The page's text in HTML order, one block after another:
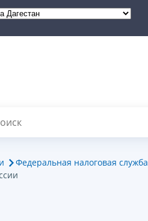
Федеральная налоговая служба